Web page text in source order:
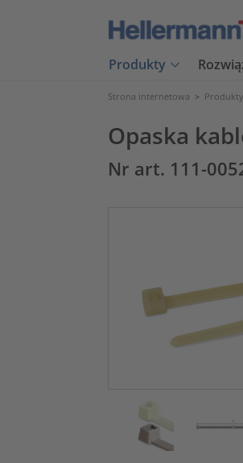
Produkty
Strona internetowa > Produkty
Opaska
Nr art. 111-